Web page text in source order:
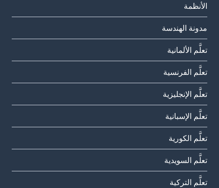
الأنظمة
مدونة الهندسة
تعلَّم الألمانية
تعلَّم الفرنسية
تعلَّم الإنجليزية
تعلَّم الإسبانية
تعلَّم الكورية
تعلَّم السويدية
تعلَّم التركية